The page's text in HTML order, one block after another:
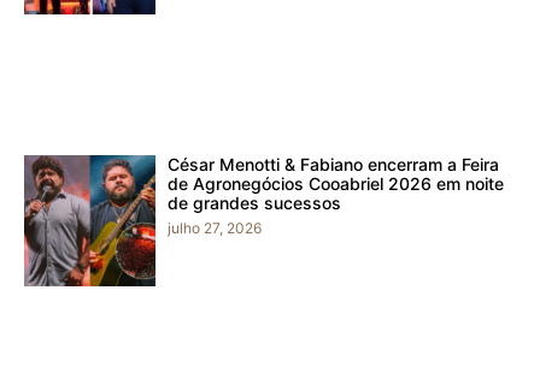
César Menotti & Fabiano encerram a Feira
de Agronegócios Cooabriel 2026 em noite
de grandes sucessos
julho 27, 2026